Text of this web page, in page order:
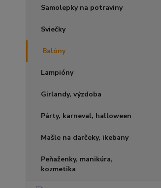
Samolepky na potraviny
Sviečky
Balóny
Lampióny
Girlandy, výzdoba
Párty, karneval, halloween
Mašle na darčeky, ikebany
Peňaženky, manikúra,
kozmetika